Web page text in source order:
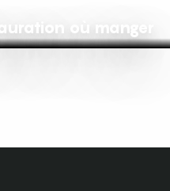
où manger